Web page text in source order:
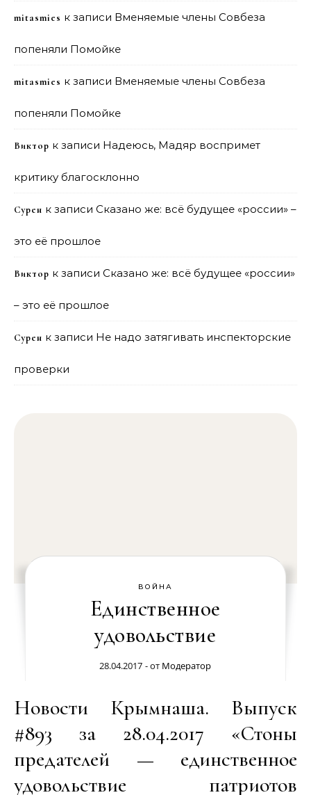
mitasmies к записи Вменяемые члены Совбеза
попеняли Помойке
mitasmies к записи Вменяемые члены Совбеза
попеняли Помойке
Виктор к записи Надеюсь, Мадяр воспримет
критику благосклонно
Сурен к записи Сказано же: всё будущее «россии» –
это её прошлое
Виктор к записи Сказано же: всё будущее «россии»
– это её прошлое
Сурен к записи Не надо затягивать инспекторские
проверки
ВОЙНА
Единственное
удовольствие
28.04.2017 - от Модератор
Новости Крымнаша. Выпуск
#893 за 28.04.2017 «Стоны
предателей — единственное
удовольствие патриотов